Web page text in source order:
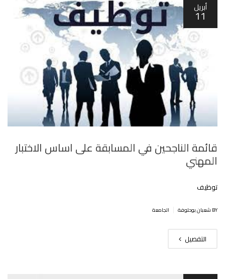
أبريل
11
قائمة الناجحين في المسابقة على اساس الاختبار
المهني
توظيف
BY شعبان بوحلوفة الجامعة
التفصيل